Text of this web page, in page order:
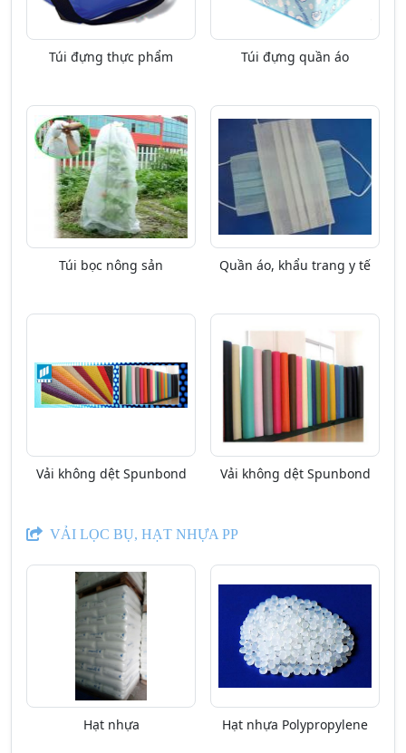
Túi đựng thực phẩm Túi đựng quần áo
Túi bọc nông sản Quần áo, khẩu trang y tế
Vải không dệt Spunbond Vải không dệt Spunbond
VẢI LỌC BỤ, HẠT NHỰA PP
Hạt nhựa Hạt nhựa Polypropylene